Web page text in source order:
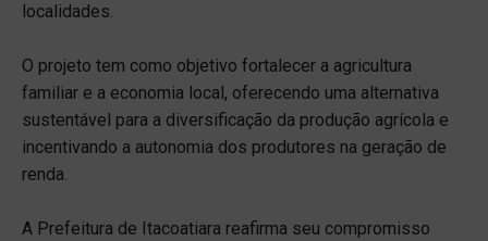
localidades.
O projeto tem como objetivo fortalecer a agricultura
familiar e a economia local, oferecendo uma alternativa
sustentável para a diversificação da produção agrícola e
incentivando a autonomia dos produtores na geração de
renda.
A Prefeitura de Itacoatiara reafirma seu compromisso